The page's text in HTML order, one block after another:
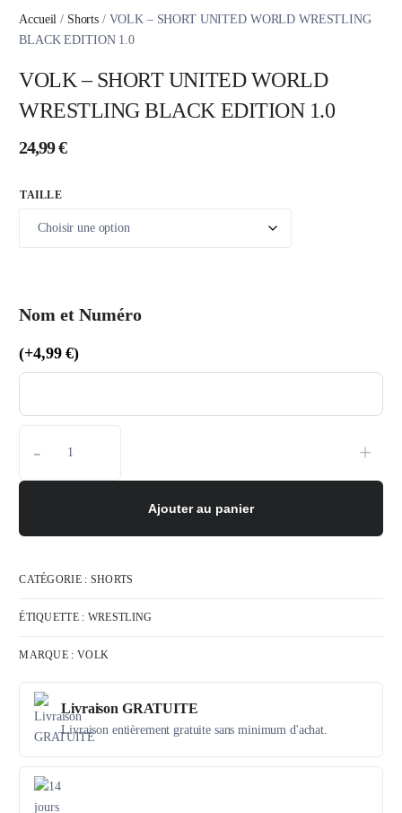
Accueil / Shorts / VOLK – SHORT UNITED WORLD WRESTLING
BLACK EDITION 1.0
VOLK – SHORT UNITED WORLD
WRESTLING BLACK EDITION 1.0
24,99€
TAILLE
Nom et Numéro
(+4,99€)
+
-
Ajouter au panier
CATÉGORIE : SHORTS
ÉTIQUETTE : WRESTLING
MARQUE : VOLK
Livraison GRATUITE
Livraison entièrement gratuite sans minimum d'achat.